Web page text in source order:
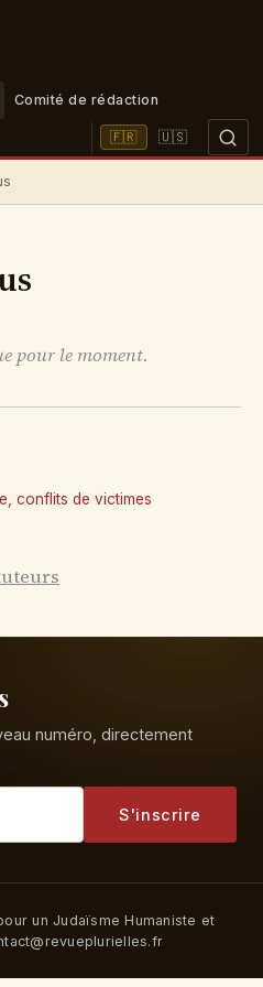
Comité de rédaction
🇫🇷 🇺🇸
pour le moment.
conflits de victimes
numéro, directement
S'inscrire
un Judaïsme Humaniste et